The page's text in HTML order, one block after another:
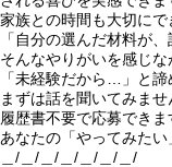
家族との時間も大切にで
「自分の選んだ材料が
そんなやりがいを感じ
「未経験だから…」と諦
まずは話を聞いてみませ
履歴書不要で応募できま
あなたの「やってみたい
＿/＿/＿/＿/＿/＿/＿/